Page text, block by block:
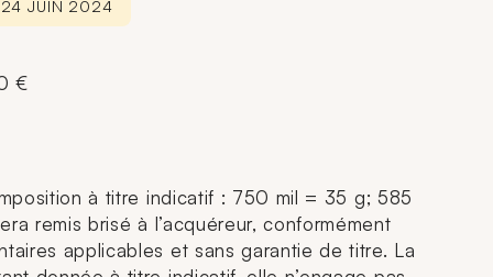
24 JUIN 2024
€
à titre indicatif : 750 mil = 35 g; 585
remis brisé à l’acquéreur, conformément
applicables et sans garantie de titre. La